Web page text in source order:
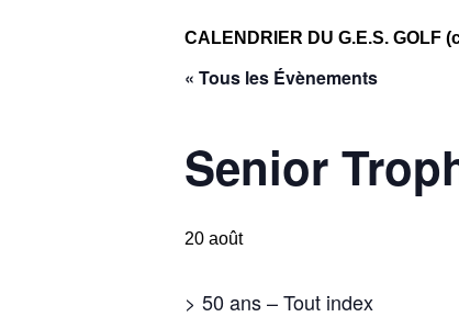
CALENDRIER DU G.E.S. GOLF
« Tous les Évènements
Senior
20 août
> 50 ans – Tout index